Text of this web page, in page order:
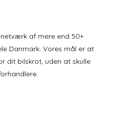
af mere end 50+
Danmark. Vores mål er at
dit bilskrot, uden at skulle